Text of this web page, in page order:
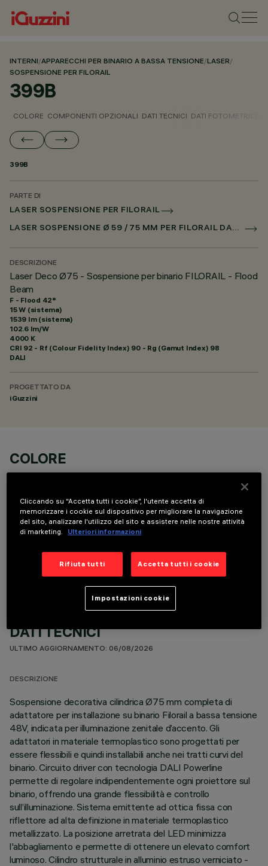
INTERNI/APPARECCHI PER BINARIO A BASSA TENSIONE/LASER/
SOSPENSIONE PER FILORAIL
399B
COLORE COMPONENTI OPZIONALI DATI TECNICI DATI FOTOMETRICI
399B
PARTE DI
LASER SOSPENSIONE PER FILORAIL
LASER SOSPENSIONE Ø 59 / 75 MM PER FILORAIL DALI POWERLINE
DESCRIZIONE
Laser Deco Ø75 - Sospensione per binario FILORAIL - Flood
Beam
F - Flood 42°
15 W (sistema)
1539 lm (sistema)
102.6 lm/W
4000 K
CRI 92 - Rf (Colour Fidelity Index) 90 - Rg (Gamut Index) 98
DALI
PROGETTATO DA
iGuzzini
COLORE
DATI TECNICI
ULTIMO AGGIORNAMENTO: 06/08/2026
DESCRIZIONE
Sospensione decorativa cilindrica Ø75 mm completa di
adattatore per installazione su binario Filorail a bassa tensione
48V, indicata per illuminazione zenitale d’accento. Gli
adattatori in materiale termoplastico sono progettati per
essere flessibili e quindi installabili anche nei tratti curvi del
binario. Circuito driver con tecnologia DALI Powerline
permette di regolare indipendentemente ogni proiettore sul
binario, offrendo una grande flessibilità e controllo
sull’illuminazione. Sistema emittente ad ottica fissa con
riflettore ad alta definizione in materiale termoplastico
metallizzato. La posizione arretrata del LED minimizza
l'abbagliamento e permette di ottenere un elevato comfort
luminoso. Cilindro strutturale in alluminio estruso verniciato -
Cliccando su “Accetta tutti i cookie”, l'utente accetta di
memorizzare i cookie sul dispositivo per migliorare la navigazione
del sito, analizzare l'utilizzo del sito e assistere nelle nostre attività
di marketing.
Ulteriori informazioni
Rifiuta tutti Accetta tutti i cookie
Impostazioni cookie